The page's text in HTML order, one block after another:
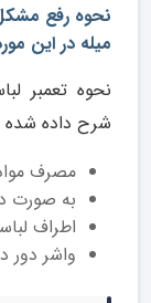
نحوه رفع
میله در این
نحوه تعمبر
شرح داده
مصرف
به صورت
اطراف
واشر دور